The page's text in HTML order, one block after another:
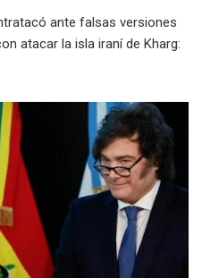
ante falsas versiones
atacar la isla iraní de Kharg: